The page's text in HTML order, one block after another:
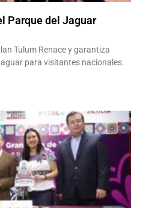
Parque del Jaguar
Tulum Renace y garantiza
para visitantes nacionales.